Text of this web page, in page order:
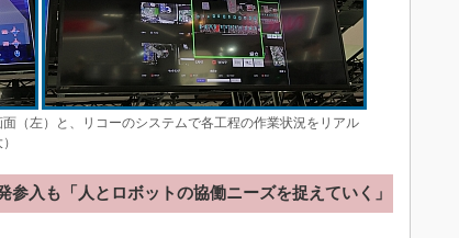
（左）と、リコーのシステムで各工程の作業状況をリアル
参入も「人とロボットの協働ニーズを捉えていく」